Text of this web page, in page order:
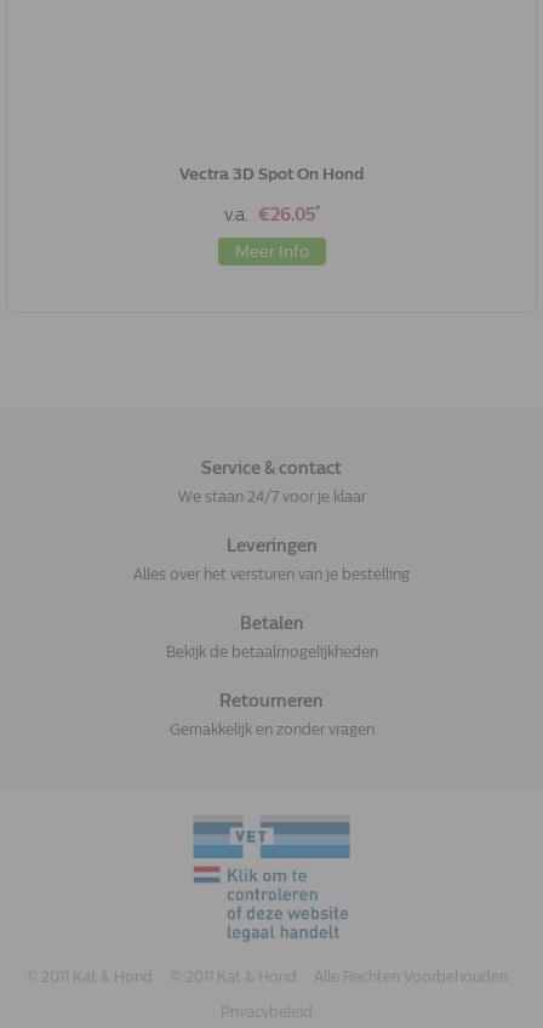
Vectra 3D Spot On Hond
v.a. €26.05*
Meer Info
Service & contact
We staan 24/7 voor je klaar
Leveringen
Alles over het versturen van je bestelling
Betalen
Bekijk de betaalmogelijkheden
Retourneren
Gemakkelijk en zonder vragen
© 2011 Kat & Hond © 2011 Kat & Hond Alle Rechten Voorbehouden
Privacybeleid